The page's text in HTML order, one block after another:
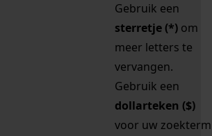
Gebruik een
sterretje (*) om
meer letters te
vervangen.
Gebruik een
dollarteken ($)
voor uw zoekterm